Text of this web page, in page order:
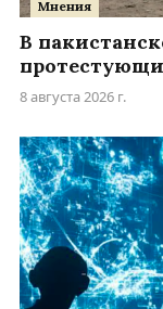
Мнения
В
8 августа 2026 г.